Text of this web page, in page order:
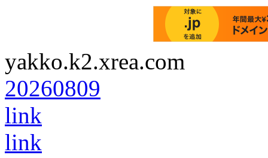
yakko.k2.xrea.com
20260809
link
link